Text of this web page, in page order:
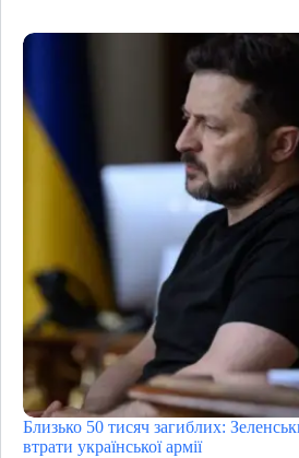
Близько 50 тисяч загиблих:
втрати української армії